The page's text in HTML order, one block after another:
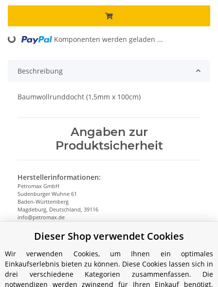
Loading... Komponenten werden geladen ...
Beschreibung
Baumwollrunddocht (1,5mm x 100cm)
Angaben zur
Produktsicherheit
Herstellerinformationen:
Petromax GmbH
Sudenburger Wuhne 61
Baden-Württemberg
Magdeburg, Deutschland, 39116
info@petromax.de
Dieser Shop verwendet Cookies
Wir verwenden Cookies, um Ihnen ein optimales
Einkaufserlebnis bieten zu können. Diese Cookies lassen sich in
drei verschiedene Kategorien zusammenfassen. Die
notwendigen werden zwingend für Ihren Einkauf benötigt.